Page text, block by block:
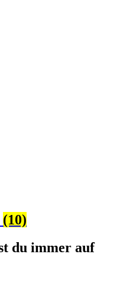
(10)
du immer auf